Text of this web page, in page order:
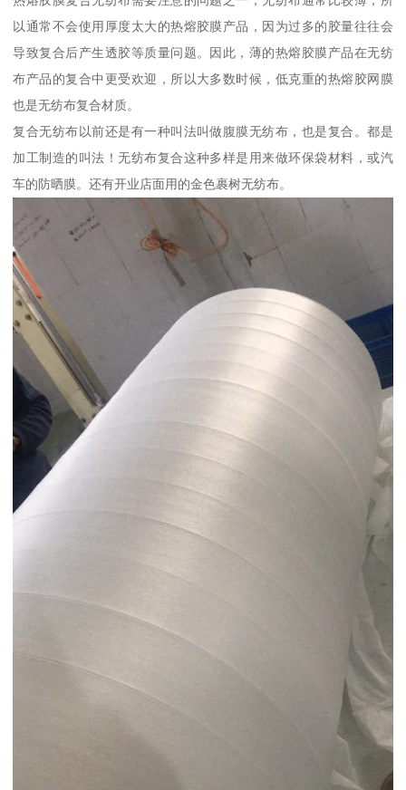
以通常不会使用厚度太大的热熔胶膜产品，因为过多的胶量往往会
导致复合后产生透胶等质量问题。因此，薄的热熔胶膜产品在无纺
布产品的复合中更受欢迎，所以大多数时候，低克重的热熔胶网膜
也是无纺布复合材质。
复合无纺布以前还是有一种叫法叫做腹膜无纺布，也是复合。都是
加工制造的叫法！无纺布复合这种多样是用来做环保袋材料，或汽
车的防晒膜。还有开业店面用的金色裹树无纺布。